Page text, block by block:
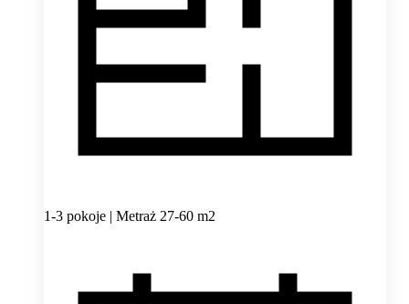
1-3 pokoje | Metraż 27-60 m2